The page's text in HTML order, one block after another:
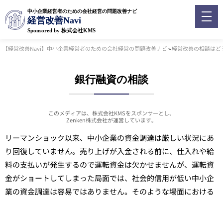
中小企業経営者のための会社経営の問題改善ナビ
経営改善Navi
Sponsored by 株式会社KMS
【経営改善Navi】中小企業経営者のための会社経営の問題改善ナビ»経営改善の相談は
銀行融資の相談
このメディアは、株式会社KMSをスポンサーとし、
Zenken株式会社が運営しています。
リーマンショック以来、中小企業の資金調達は厳しい状況にあ
り回復していません。売り上げが入金される前に、仕入れや給
料の支払いが発生するので運転資金は欠かせませんが、運転資
金がショートしてしまった局面では、社会的信用が低い中小企
業の資金調達は容易ではありません。そのような場面における